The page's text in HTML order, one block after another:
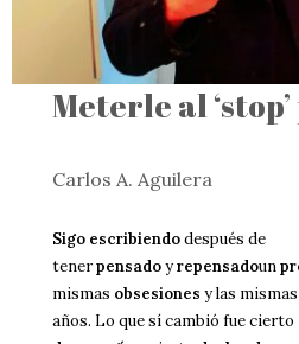
Meterle al
Carlos A. Aguilera
Sigo escribiendodespués de
tenerpensadoyrepensadoun
mismas obsesiones y las
años. Lo que sí cambió fue cierto